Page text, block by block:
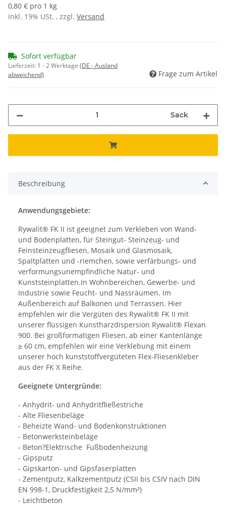
0,80 € pro 1 kg
inkl. 19% USt. , zzgl. Versand
Sofort verfügbar
Lieferzeit: 1 - 2 Werktage (DE - Ausland
abweichend)
Frage zum Artikel
Sack
Beschreibung
Anwendungsgebiete:
Rywalit® FK II ist geeignet zum Verkleben von Wand-
und Bodenplatten, für Steingut- Steinzeug- und
Feinsteinzeugfliesen, Mosaik und Glasmosaik,
Spaltplatten und -riemchen, sowie verfärbungs- und
verformungsunempfindliche Natur- und
Kunststeinplatten.In Wohnbereichen, Gewerbe- und
Industrie sowie Feucht- und Nassräumen. Im
Außenbereich auf Balkonen und Terrassen. Hier
empfehlen wir die Vergüten des Rywalit® FK II mit
unserer flüssigen Kunstharzdispersion Rywalit® Flexan
900. Bei großformatigen Fliesen, ab einer Kantenlänge
≥ 60 cm, empfehlen wir eine Verklebung mit einem
unserer hoch kunststoffvergüteten Flex-Fliesenkleber
aus der FK X Reihe.
Geeignete Untergründe:
- Anhydrit- und Anhydritfließestriche
- Alte Fliesenbeläge
- Beheizte Wand- und Bodenkonstruktionen
- Betonwerksteinbeläge
- Beton?Elektrische Fußbodenheizung
- Gipsputz
- Gipskarton- und Gipsfaserplatten
- Zementputz, Kalkzementputz (CSII bis CSIV nach DIN
EN 998-1, Druckfestigkeit 2,5 N/mm²)
- Leichtbeton